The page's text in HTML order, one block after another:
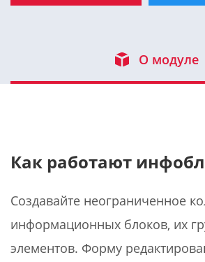
О модуле
Как работают
Создавайте неограниченное
информационных блоков, их
элементов. Форму